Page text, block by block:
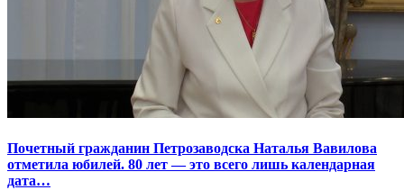
Почетный гражданин Петрозаводска Наталья Вавилова
отметила юбилей. 80 лет — это всего лишь календарная
дата…